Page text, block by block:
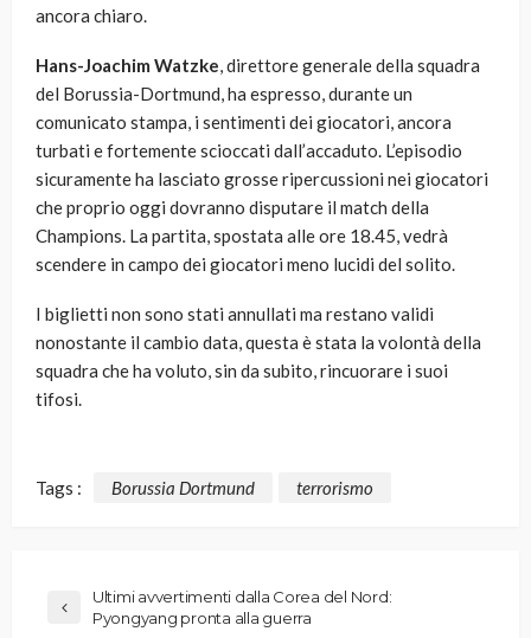
ancora chiaro.
Hans-Joachim Watzke, direttore generale della squadra
del Borussia-Dortmund, ha espresso, durante un
comunicato stampa, i sentimenti dei giocatori, ancora
turbati e fortemente scioccati dall’accaduto. L’episodio
sicuramente ha lasciato grosse ripercussioni nei giocatori
che proprio oggi dovranno disputare il match della
Champions. La partita, spostata alle ore 18.45, vedrà
scendere in campo dei giocatori meno lucidi del solito.
I biglietti non sono stati annullati ma restano validi
nonostante il cambio data, questa è stata la volontà della
squadra che ha voluto, sin da subito, rincuorare i suoi
tifosi.
Tags : Borussia Dortmund terrorismo
Ultimi avvertimenti dalla Corea del Nord:
Pyongyang pronta alla guerra